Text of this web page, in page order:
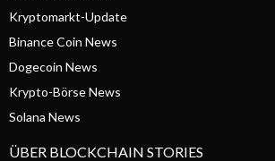
Kryptomarkt-Update
Binance Coin News
Dogecoin News
Krypto-Börse News
Solana News
ÜBER BLOCKCHAIN STORIES